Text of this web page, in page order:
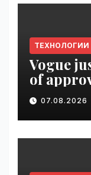
ТЕХНОЛОГИИ
Vogue
of
07.08.2026